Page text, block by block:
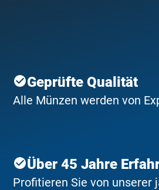
Geprüfte Qualität
Alle Münzen werden von
Über 45 Jahre
Profitieren Sie von unserer